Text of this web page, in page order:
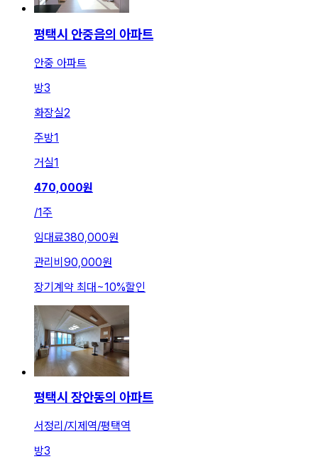
평택시 안중읍의 아파트
안중 아파트
방3
화장실2
주방1
거실1
470,000원
/1주
임대료380,000원
관리비 90,000원
장기계약 최대~10%할인
평택시 장안동의 아파트
서정리/지제역/평택역
방3